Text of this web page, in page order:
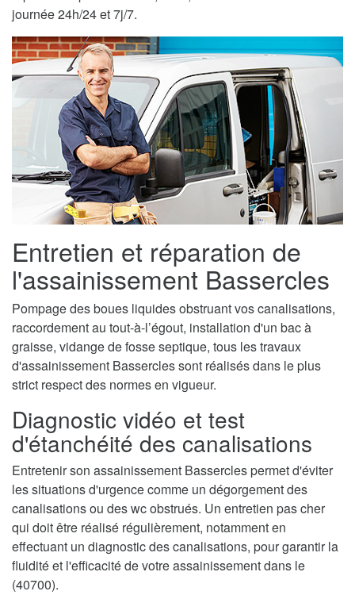
journée 24h/24 et 7j/7.
Entretien et réparation de
l'assainissement Bassercles
Pompage des boues liquides obstruant vos canalisations,
raccordement au tout-à-l’égout, installation d'un bac à
graisse, vidange de fosse septique, tous les travaux
d'assainissement Bassercles sont réalisés dans le plus
strict respect des normes en vigueur.
Diagnostic vidéo et test
d'étanchéité des canalisations
Entretenir son assainissement Bassercles permet d'éviter
les situations d'urgence comme un dégorgement des
canalisations ou des wc obstrués. Un entretien pas cher
qui doit être réalisé régulièrement, notamment en
effectuant un diagnostic des canalisations, pour garantir la
fluidité et l'efficacité de votre assainissement dans le
(40700).